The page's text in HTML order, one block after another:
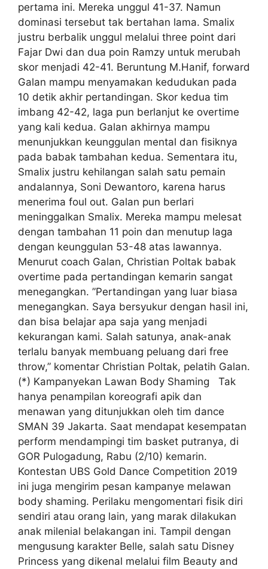
pertama ini. Mereka unggul 41-37. Namun
dominasi tersebut tak bertahan lama. Smalix
justru berbalik unggul melalui three point dari
Fajar Dwi dan dua poin Ramzy untuk merubah
skor menjadi 42-41. Beruntung M.Hanif, forward
Galan mampu menyamakan kedudukan pada
10 detik akhir pertandingan. Skor kedua tim
imbang 42-42, laga pun berlanjut ke overtime
yang kali kedua. Galan akhirnya mampu
menunjukkan keunggulan mental dan fisiknya
pada babak tambahan kedua. Sementara itu,
Smalix justru kehilangan salah satu pemain
andalannya, Soni Dewantoro, karena harus
menerima foul out. Galan pun berlari
meninggalkan Smalix. Mereka mampu melesat
dengan tambahan 11 poin dan menutup laga
dengan keunggulan 53-48 atas lawannya.
Menurut coach Galan, Christian Poltak babak
overtime pada pertandingan kemarin sangat
menegangkan. ”Pertandingan yang luar biasa
menegangkan. Saya bersyukur dengan hasil ini,
dan bisa belajar apa saja yang menjadi
kekurangan kami. Salah satunya, anak-anak
terlalu banyak membuang peluang dari free
throw,” komentar Christian Poltak, pelatih Galan.
(*) Kampanyekan Lawan Body Shaming Tak
hanya penampilan koreografi apik dan
menawan yang ditunjukkan oleh tim dance
SMAN 39 Jakarta. Saat mendapat kesempatan
perform mendampingi tim basket putranya, di
GOR Pulogadung, Rabu (2/10) kemarin.
Kontestan UBS Gold Dance Competition 2019
ini juga mengirim pesan kampanye melawan
body shaming. Perilaku mengomentari fisik diri
sendiri atau orang lain, yang marak dilakukan
anak milenial belakangan ini. Tampil dengan
mengusung karakter Belle, salah satu Disney
Princess yang dikenal melalui film Beauty and